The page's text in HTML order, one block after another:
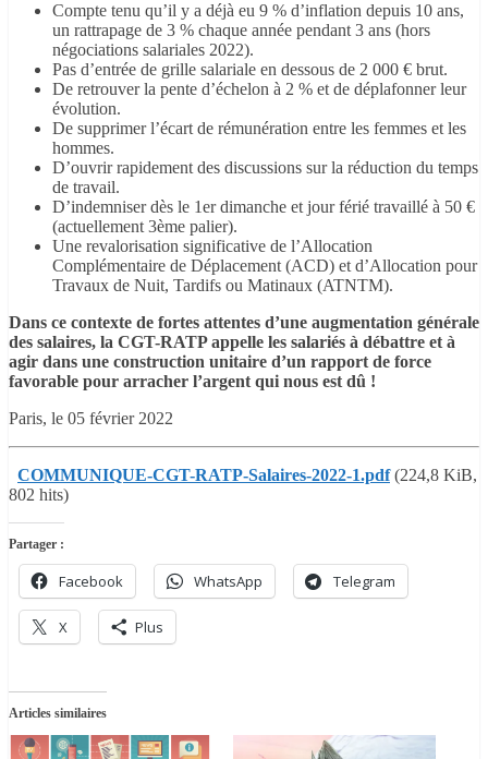
Compte tenu qu’il y a déjà eu 9 % d’inflation depuis 10 ans,
un rattrapage de 3 % chaque année pendant 3 ans (hors
négociations salariales 2022).
Pas d’entrée de grille salariale en dessous de 2 000 € brut.
De retrouver la pente d’échelon à 2 % et de déplafonner leur
évolution.
De supprimer l’écart de rémunération entre les femmes et les
hommes.
D’ouvrir rapidement des discussions sur la réduction du temps
de travail.
D’indemniser dès le 1er dimanche et jour férié travaillé à 50 €
(actuellement 3ème palier).
Une revalorisation significative de l’Allocation
Complémentaire de Déplacement (ACD) et d’Allocation pour
Travaux de Nuit, Tardifs ou Matinaux (ATNTM).
Dans ce contexte de fortes attentes d’une augmentation générale
des salaires, la CGT-RATP appelle les salariés à débattre et à
agir dans une construction unitaire d’un rapport de force
favorable pour arracher l’argent qui nous est dû !
Paris, le 05 février 2022
COMMUNIQUE-CGT-RATP-Salaires-2022-1.pdf(224,8 KiB,
802 hits)
Partager :
Facebook WhatsApp Telegram
X Plus
Articles similaires